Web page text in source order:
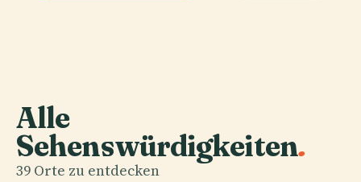
Alle
Sehenswürdigkeiten.
39 Orte zu entdecken